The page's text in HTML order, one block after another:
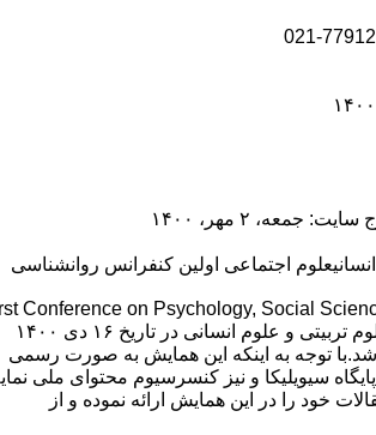
۲ مهر، ۱۴۰۰
اجتماعی اولین کنفرانس روانشناسی
Conference on Psychology, Social
اولین کنفرانس روانشناسی ،علوم اجتماعی، علوم تربیتی و علوم انسانی در تاریخ ۱۶ دی ۱۴۰۰
شد.با توجه به اینکه این همایش به صورت رسمی
سیویلیکا و نیز کنسرسیوم محتوای ملی
خود را در این همایش ارائه نموده و از